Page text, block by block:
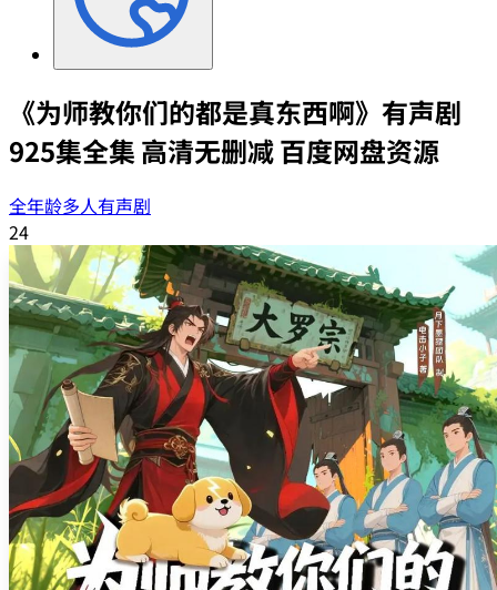
《为师教你们的都是真东西啊》有声剧
925集全集 高清无删减 百度网盘资源
全年龄多人有声剧
24